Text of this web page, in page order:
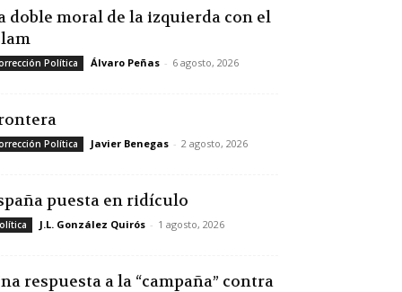
doble moral de la izquierda con el
Política Álvaro Peñas - 6 agosto, 2026
Política Javier Benegas - 2 agosto, 2026
puesta en ridículo
J.L. González Quirós - 1 agosto, 2026
respuesta a la “campaña” contra